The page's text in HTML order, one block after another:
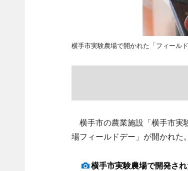
横手市実験農場で開かれた「フィール
横手市の農業施設「横手市実
場フィールドデー」が開かれた。
横手市実験農場で開発さ